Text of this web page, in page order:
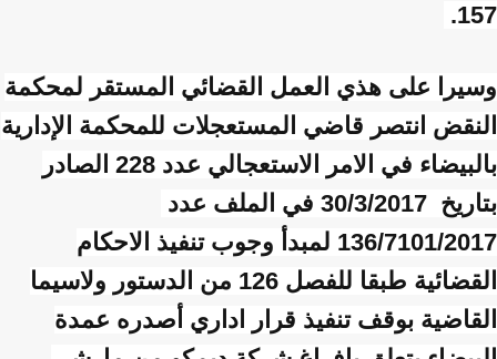
157.
وسيرا على هذي العمل القضائي المستقر لمحكمة
النقض انتصر قاضي المستعجلات للمحكمة الإدارية
بالبيضاء في الامر الاستعجالي عدد 228 الصادر
بتاريخ 30/3/2017 في الملف عدد
136/7101/2017 لمبدأ وجوب تنفيذ الاحكام
القضائية طبقا للفصل 126 من الدستور ولاسيما
القاضية بوقف تنفيذ قرار اداري أصدره عمدة